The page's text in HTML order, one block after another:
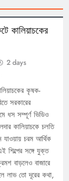
কালিয়াচকের
2 days
কৃষক-
সরকারের
ধস সম্পূর্ণ ভিডিও
কালিয়াচকে চলতি
যাওয়ায় চরম আর্থিক
সঙ্গে যুক্ত
বাড়লেও বাজারে
লাভ তো দূরের কথা,